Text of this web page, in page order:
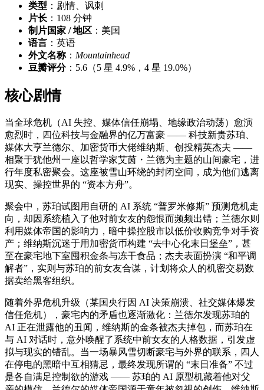
类型 ：剧情、讽刺
片长 ：108 分钟
制片国家 / 地区 ：美国
语言 ：英语
外文名称： Mountainhead
豆瓣评分：5.6（5 星 4.9%，4 星 19.0%）
核心剧情
当全球危机（AI 失控、媒体信任崩塌、地缘政治动荡）愈演
愈烈时，四位科技与金融界的亿万富豪 —— 科技新贵苏珀、
媒体大亨兰德尔、加密货币大佬维纳斯、创投精英杰夫 ——
相聚于犹他州一座以哲学家艾茵・兰德为主题的山间豪宅，进
行年度私密聚会。这座被雪山环绕的封闭空间，成为他们逃离
现实、操控世界的 “资本方舟”。
聚会中，苏珀试图用自研的 AI 系统 “普罗米修斯” 预测危机走
向，却因系统植入了他对前女友的怨恨而频频出错；兰德尔则
利用媒体帝国的影响力，暗中操控股市以低价收购竞争对手资
产；维纳斯沉迷于用加密货币构建 “去中心化末日堡垒”，甚
至在豪宅地下室囤积金条与冻干食品；杰夫表面扮演 “和平调
解者”，实则与苏珀的前女友合谋，计划将众人的机密交易数
据卖给黑客组织。
随着外界危机升级（某国央行因 AI 决策崩溃、社交媒体爆发
信任危机），豪宅内的矛盾也逐渐激化：兰德尔发现苏珀的
AI 正在泄露他的丑闻，维纳斯的金条被杰夫掉包，而苏珀在
与 AI 对话时，意外唤醒了系统中前女友的人格数据，引发虚
拟与现实的错乱。当一场暴风雪切断豪宅与外界的联系，四人
在停电的黑暗中互相猜忌，最终发现所谓的 “末日准备” 不过
是各自满足控制欲的游戏 —— 苏珀的 AI 原型机藏着他对父